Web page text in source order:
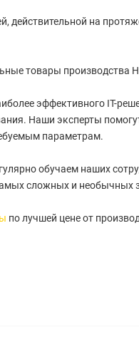
на
товары производства
эффективного IT-
Наши эксперты
параметрам.
обучаем наших
сложных и необычных
по лучшей цене от